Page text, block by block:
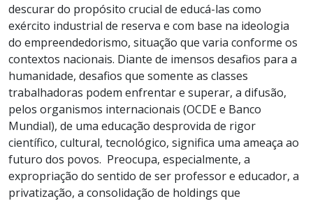
descurar do propósito crucial de educá-las como
exército industrial de reserva e com base na ideologia
do empreendedorismo, situação que varia conforme os
contextos nacionais. Diante de imensos desafios para a
humanidade, desafios que somente as classes
trabalhadoras podem enfrentar e superar, a difusão,
pelos organismos internacionais (OCDE e Banco
Mundial), de uma educação desprovida de rigor
científico, cultural, tecnológico, significa uma ameaça ao
futuro dos povos. Preocupa, especialmente, a
expropriação do sentido de ser professor e educador, a
privatização, a consolidação de holdings que